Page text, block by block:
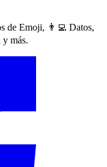
de Emoji, 👨‍💻 Datos,
más.